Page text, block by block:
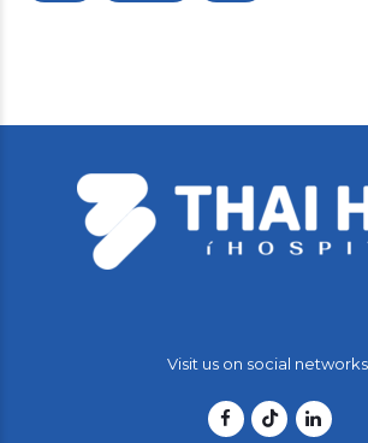
Visit us on social